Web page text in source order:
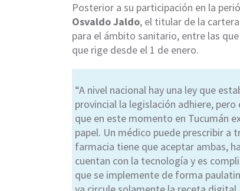
Posterior a su participación en la
Osvaldo Jaldo, el titular de la
para el ámbito sanitario, entre las
que rige desde el 1 de enero.
“A nivel nacional hay una ley que
provincial la legislación adhiere,
que en este momento en Tucumán
papel. Un médico puede prescribir a
farmacia tiene que aceptar ambas,
cuentan con la tecnología y es
que se implemente de forma